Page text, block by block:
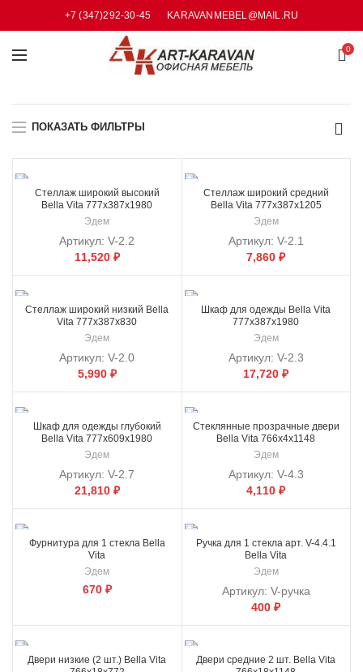
+7 (347)292-30-45 KARAVANMEBEL@MAIL.RU
0
ПОКАЗАТЬ ФИЛЬТРЫ
Стеллаж широкий высокий
Bella Vita 777x387x1980
Эдем
Артикул:V-2.2
11,520 ₽
Стеллаж широкий средний
Bella Vita 777x387x1205
Эдем
Артикул: V-2.1
7,860₽
Стеллаж широкий низкий Bella
Vita 777x387x830
Эдем
Артикул:V-2.0
5,990 ₽
Шкаф для одежды Bella Vita
777x387x1980
Эдем
Артикул: V-2.3
17,720₽
Шкаф для одежды глубокий
Bella Vita 777x609x1980
Эдем
Артикул:V-2.7
21,810 ₽
Стеклянные прозрачные двери
Bella Vita 766x4x1148
Эдем
Артикул: V-4.3
4,110₽
Фурнитура для 1 стекла Bella
Vita
Эдем
670 ₽
Ручка для 1 стекла арт. V-4.4.1
Bella Vita
Эдем
Артикул: V-ручка
400₽
Двери низкие (2 шт.) Bella Vita
Двери средние 2 шт. Bella Vita